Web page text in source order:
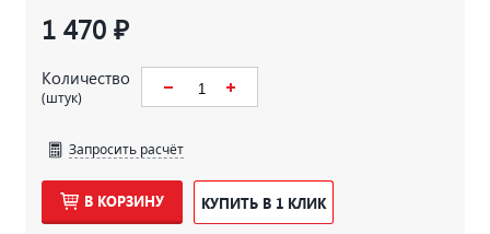
1 470 ₽
Количество
(штук)
Запросить расчёт
В КОРЗИНУ КУПИТЬ В 1 КЛИК